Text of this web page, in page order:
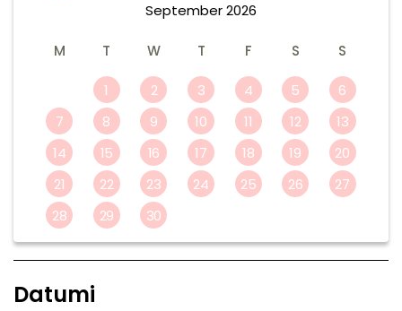
September2026
M T W T F S S
1 2 3 4 5
6
7
8 9 10 11 12
13
14
15 16 17 18 19
20
21
22 23 24 25 26
27
28
29 30
Datumi